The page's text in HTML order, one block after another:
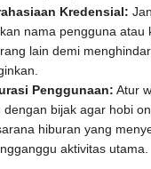
Kredensial:
nama pengguna atau
lain demi
Penggunaan: Atur
dengan bijak agar hobi
hiburan yang
aktivitas utama.